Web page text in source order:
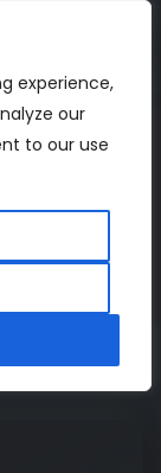
experience,
our
to our use